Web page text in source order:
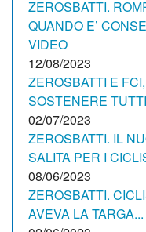
ZEROSBATTI.
QUANDO E’
VIDEO
12/08/2023
ZEROSBATTI E
SOSTENERE
02/07/2023
ZEROSBATTI. IL
SALITA PER I
08/06/2023
ZEROSBATTI.
AVEVA LA TARGA...